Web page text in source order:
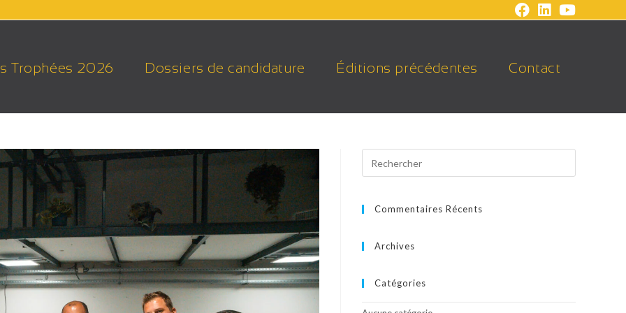
Trophées 2026 Dossiers de candidature Éditions précédentes Contact
Commentaires Récents
Archives
Catégories